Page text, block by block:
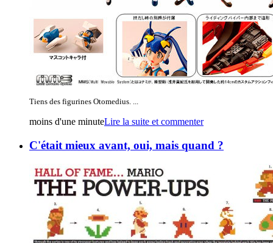
Tiens des figurines Otomedius. ...
moins d'une minuteLire la suite et commenter
C'était mieux avant, oui, mais quand ?